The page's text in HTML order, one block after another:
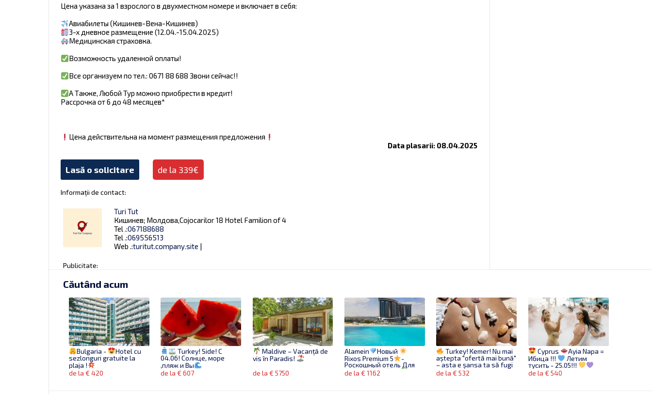
Цена указана за 1 взрослого в двухместном номере и включает в себя:
Авиабилеты (Кишинев-Вена-Кишинев)
3-х дневное размещение (12.04.-15.04.2025)
Медицинская страховка.
Возможность удаленной оплаты!
Все организуем по тел.: 0671 88 688 Звони сейчас!!
А Также, Любой Тур можно приобрести в кредит!
Рассрочка от 6 до 48 месяцев*
Цена действительна на момент размещения предложения
Data plasarii: 08.04.2025
Lasă o solicitare de la 339€
Informații de contact:
Turi Tut
Кишинев; Молдова,Cojocarilor 18 Hotel Familion of 4
Tel .:067188688
Tel .:069556513
Web .:turitut.company.site |
Publicitate:
Căutând acum
Bulgaria -
Hotel cu
sezlonguri gratuite la
plaja !
de la € 420
Turkey! Side! С
04.06! Солнце, море
,пляж и Вы
de la € 607
Maldive – Vacanță de
vis în Paradis!
de la € 5750
Alamein
Новый
Rixos Premium 5
-
Роскошный отель Для
VIP туристов
Бронируй сейчас!
de la € 1162
Turkey! Kemer! Nu mai
aștepta "ofertă mai bună"
– asta e șansa ta să fugi
din rutină!
de la € 532
Cyprus
Ayia Napa =
Ибица !!!
Летим
тусить - 25.05!!!
de la € 540